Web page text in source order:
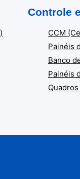
Controle
CCM
Painéis
Banco
Painéis